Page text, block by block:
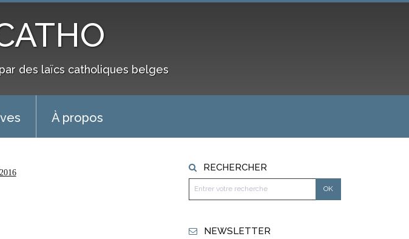
des laïcs catholiques belges
À propos
RECHERCHER
NEWSLETTER